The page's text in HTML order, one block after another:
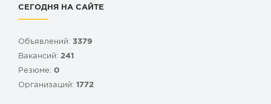
СЕГОДНЯ НА САЙТЕ
Объявлений: 3379
Вакансий: 241
Резюме: 0
Организаций: 1772